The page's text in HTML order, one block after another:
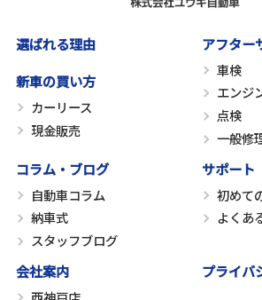
選ばれる理由
新車の買い方
カーリース
現金販売
アフター
車検
エンジ
点検
一般修
コラム・ブログ
自動車コラム
納車式
スタッフブログ
サポート
初めて
よくあ
会社案内 プライバ